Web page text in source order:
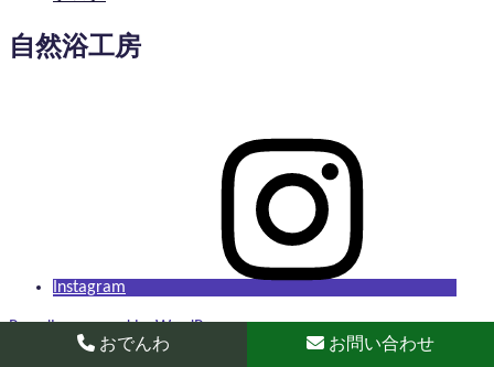
自然浴工房
Instagram
Proudly powered by WordPress
おでんわ
お問い合わせ